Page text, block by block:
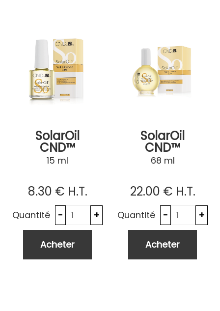
SolarOil
CND™
15 ml
8.30 € H.T.
Quantité
SolarOil
CND™
68 ml
22.00 € H.T.
Quantité